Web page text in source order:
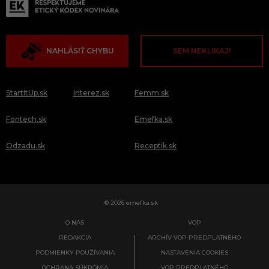
NAHLÁSIŤ CHYBU SEM NEKLIKAJ!
StartItUp.sk
Fontech.sk
Odzadu.sk
Interez.sk Femm.sk
Emefka.sk
Receptik.sk
© 2026 emefka.sk
O NÁS
REDAKCIA
PODMIENKY POUŽÍVANIA
VOP
ARCHÍV VOP PREDPLATNÉHO
NASTAVENIA COOKIES